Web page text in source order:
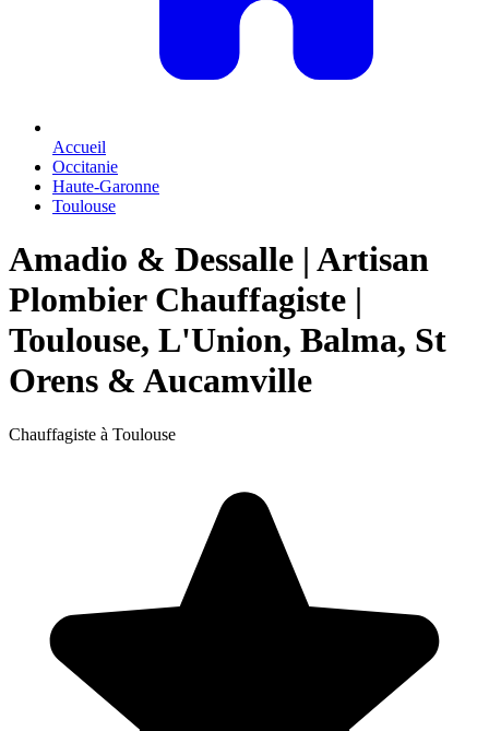
Accueil
Occitanie
Haute-Garonne
Toulouse
Amadio & Dessalle | Artisan
Plombier Chauffagiste |
Toulouse, L'Union, Balma, St
Orens & Aucamville
Chauffagiste à Toulouse